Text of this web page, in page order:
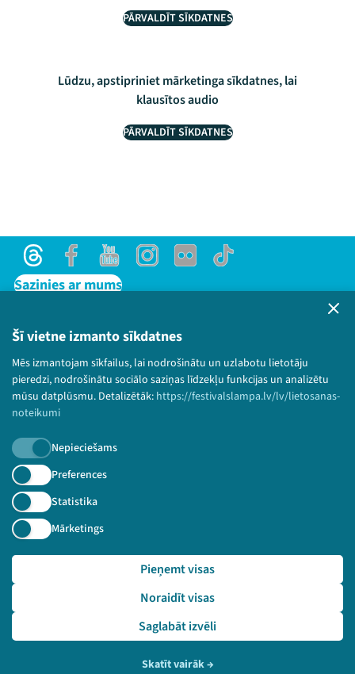
Šī vietne izmanto sīkdatnes
Mēs izmantojam sīkfailus, lai nodrošinātu un uzlabotu lietotāju
pieredzi, nodrošinātu sociālo saziņas līdzekļu funkcijas un analizētu
mūsu datplūsmu. Detalizētāk: https://festivalslampa.lv/lv/lietosanas-
noteikumi
Nepieciešams
Preferences
Statistika
Mārketings
Saglabāt izvēli
Noraidīt visas
Pieņemt visas
Skatīt vairāk→
PĀRVALDĪT SĪKDATNES
Lūdzu, apstipriniet mārketinga sīkdatnes, lai
klausītos audio
PĀRVALDĪT SĪKDATNES
ThreadsFacebookYoutubeInstagram
Flick TikTok
Sazinies ar mums
Lietošanas noteikumi un sīkdatņu politika
Bērnu aizsardzības politika
© 2026 Sarunu festivāls LAMPA Visas tiesības
paturētas.
Piesakies jaunumiem!
Nepalaid garām aktuālāko informāciju!
Pieteikties
🔗 https://festivalslampa.lv/lv/pasakums/3305